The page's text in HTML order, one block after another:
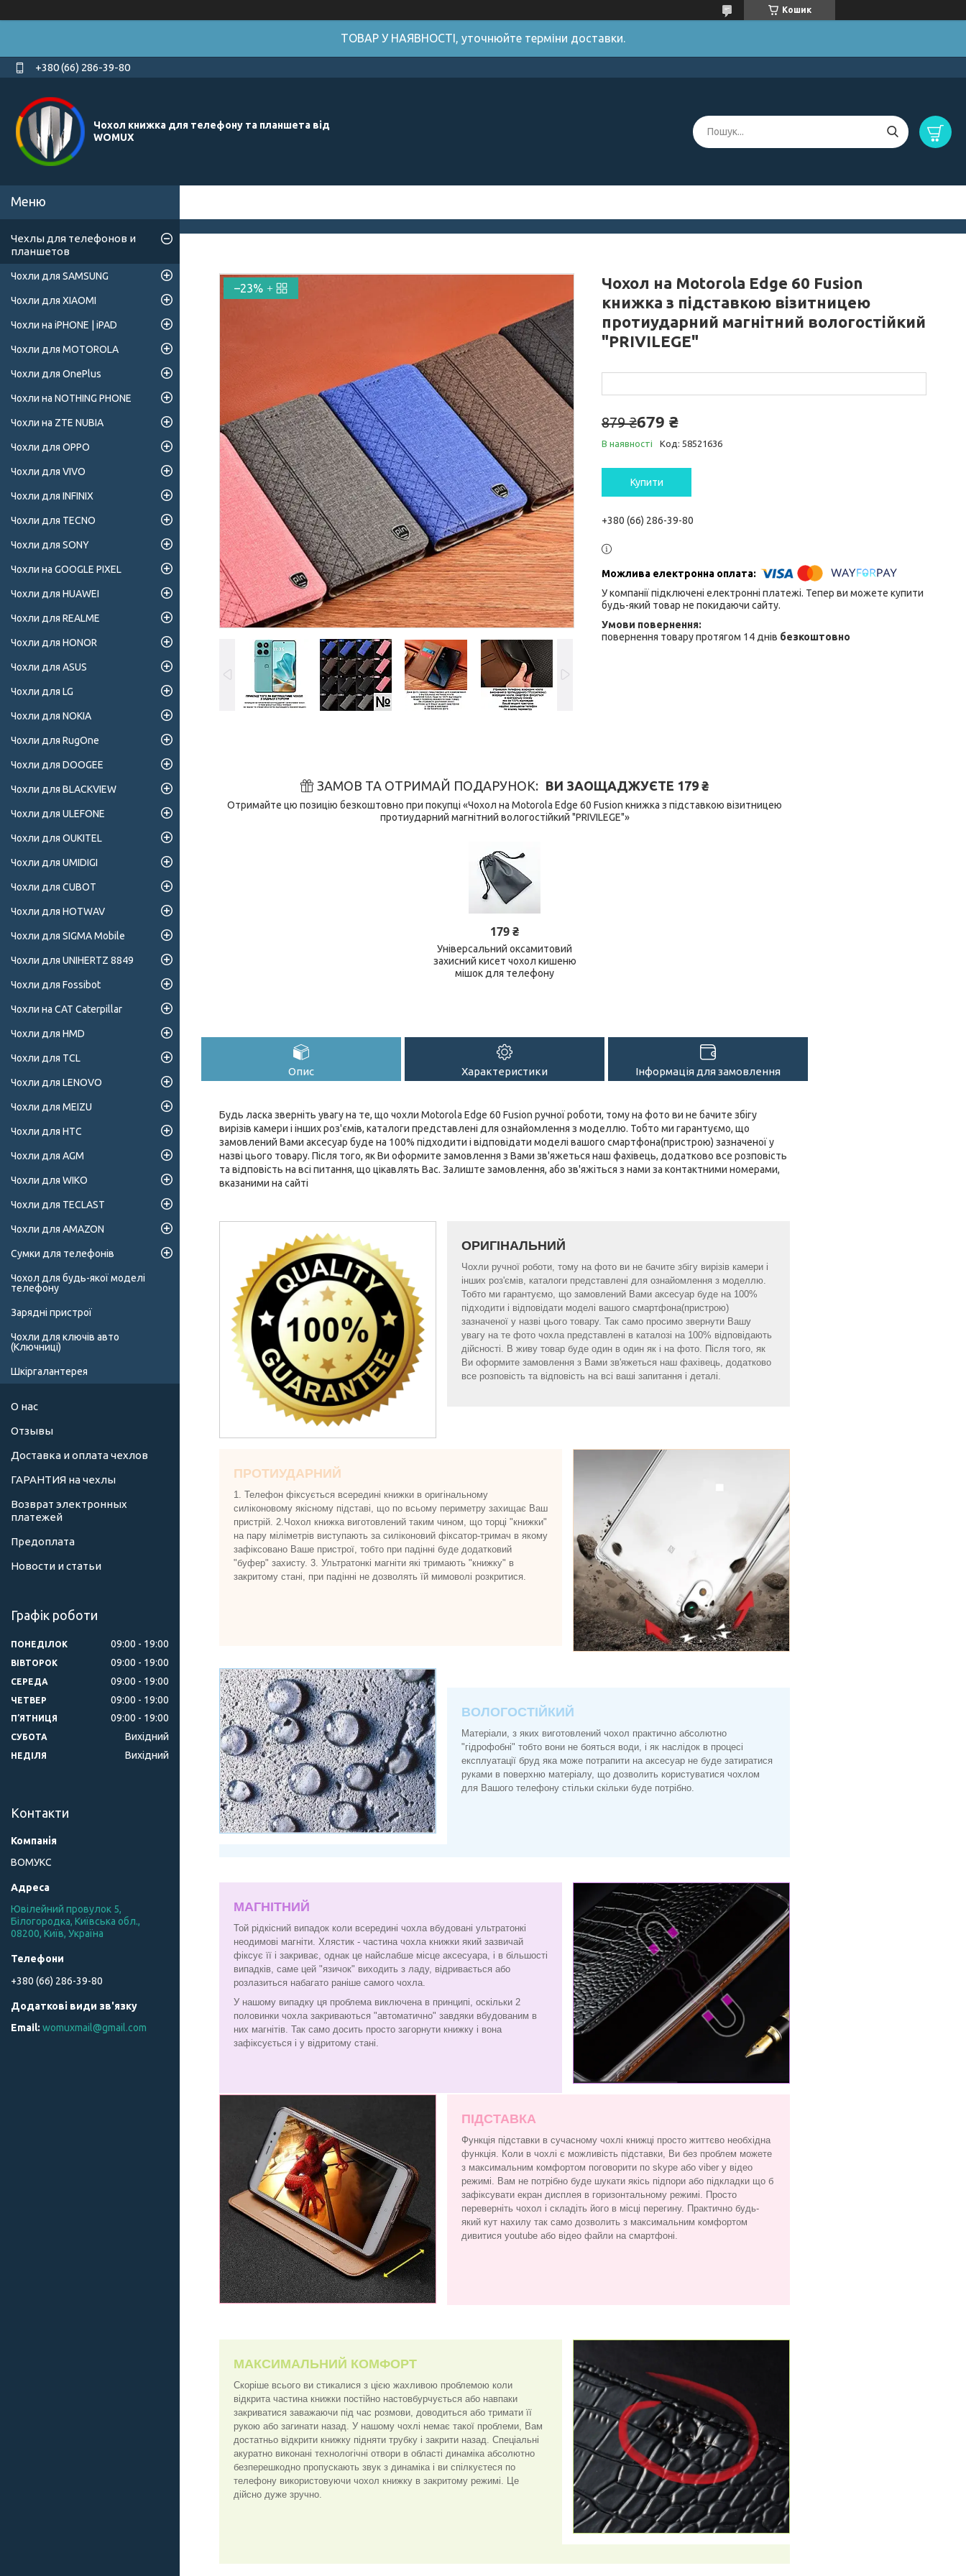
Кошик
ТОВАР У НАЯВНОСТІ, уточнюйте терміни доставки.
+380 (66) 286-39-80
Чохол книжка для телефону та планшета від
WOMUX
–23%
Чохол на Motorola Edge 60 Fusion
книжка з підставкою візитницею
протиударний магнітний вологостійкий
"PRIVILEGE"
879 ₴679 ₴
В наявності Код: 58521636
Купити
+380 (66) 286-39-80
У компанії підключені електронні платежі. Тепер ви можете купити
будь-який товар не покидаючи сайту.
повернення товару протягом 14 днів безкоштовно
ЗАМОВ ТА ОТРИМАЙ ПОДАРУНОК ВИ ЗАОЩАДЖУЄТЕ 179 ₴
Отримайте цю позицію безкоштовно при покупці «Чохол на Motorola Edge 60 Fusion книжка з підставкою візитницею
протиударний магнітний вологостійкий "PRIVILEGE"»
179 ₴
Універсальний оксамитовий
захисний кисет чохол кишеню
мішок для телефону
Опис Характеристики Інформація для замовлення
Будь ласка зверніть увагу на те, що чохли Motorola Edge 60 Fusion ручної роботи, тому на фото ви не бачите збігу
вирізів камери і інших роз'ємів, каталоги представлені для ознайомлення з моделлю. Тобто ми гарантуємо, що
замовлений Вами аксесуар буде на 100% підходити і відповідати моделі вашого смартфона(пристрою) зазначеної у
назві цього товару. Після того, як Ви оформите замовлення з Вами зв'яжеться наш фахівець, додатково все розповість
та відповість на всі питання, що цікавлять Вас. Залиште замовлення, або зв'яжіться з нами за контактними номерами,
вказаними на сайті
ОРИГІНАЛЬНИЙ
Чохли ручної роботи, тому на фото ви не бачите збігу вирізів камери і
інших роз'ємів, каталоги представлені для ознайомлення з моделлю.
Тобто ми гарантуємо, що замовлений Вами аксесуар буде на 100%
підходити і відповідати моделі вашого смартфона(пристрою)
зазначеної у назві цього товару. Так само просимо звернути Вашу
увагу на те фото чохла представлені в каталозі на 100% відповідають
дійсності. В живу товар буде один в один як і на фото. Після того, як
Ви оформите замовлення з Вами зв'яжеться наш фахівець, додатково
все розповість та відповість на всі ваші запитання і деталі.
ПРОТИУДАРНИЙ
1. Телефон фіксується всередині книжки в оригінальному
силіконовому якісному підставі, що по всьому периметру захищає Ваш
пристрій. 2.Чохол книжка виготовлений таким чином, що торці "книжки"
на пару міліметрів виступають за силіконовий фіксатор-тримач в якому
зафіксовано Ваше пристрої, тобто при падінні буде додатковий
"буфер" захисту. 3. Ультратонкі магніти які тримають "книжку" в
закритому стані, при падінні не дозволять їй мимоволі розкритися.
ВОЛОГОСТІЙКИЙ
Матеріали, з яких виготовлений чохол практично абсолютно
"гідрофобні" тобто вони не бояться води, і як наслідок в процесі
експлуатації бруд яка може потрапити на аксесуар не буде затиратися
руками в поверхню матеріалу, що дозволить користуватися чохлом
для Вашого телефону стільки скільки буде потрібно.
МАГНІТНИЙ
Той рідкісний випадок коли всередині чохла вбудовані ультратонкі
неодимові магніти. Хлястик - частина чохла книжки який зазвичай
фіксує її і закриває, однак це найслабше місце аксесуара, і в більшості
випадків, саме цей "язичок" виходить з ладу, відривається або
розлазиться набагато раніше самого чохла.
У нашому випадку ця проблема виключена в принципі, оскільки 2
половинки чохла закриваються "автоматично" завдяки вбудованим в
них магнітів. Так само досить просто загорнути книжку і вона
зафіксується і у відритому стані.
ПІДСТАВКА
Функція підставки в сучасному чохлі книжці просто життєво необхідна
функція. Коли в чохлі є можливість підставки, Ви без проблем можете
з максимальним комфортом поговорити по skype або viber у відео
режимі. Вам не потрібно буде шукати якісь підпори або підкладки що б
зафіксувати екран дисплея в горизонтальному режимі. Просто
переверніть чохол і складіть його в місці перегину. Практично будь-
який кут нахилу так само дозволить з максимальним комфортом
дивитися youtube або відео файли на смартфоні.
МАКСИМАЛЬНИЙ КОМФОРТ
Скоріше всього ви стикалися з цією жахливою проблемою коли
відкрита частина книжки постійно настовбурчується або навпаки
закриватися заважаючи під час розмови, доводиться або тримати її
рукою або загинати назад. У нашому чохлі немає такої проблеми, Вам
достатньо відкрити книжку підняти трубку і закрити назад. Спеціальні
акуратно виконані технологічні отвори в області динаміка абсолютно
безперешкодно пропускають звук з динаміка і ви спілкуєтеся по
телефону використовуючи чохол книжку в закритому режимі. Це
дійсно дуже зручно.
Чехлы для телефонов и
планшетов
Чохли для SAMSUNG
Чохли для XIAOMI
Чохли на iPHONE | iPAD
Чохли для MOTOROLA
Чохли для OnePlus
Чохли на NOTHING PHONE
Чохли на ZTE NUBIA
Чохли для OPPO
Чохли для VIVO
Чохли для INFINIX
Чохли для TECNO
Чохли для SONY
Чохли на GOOGLE PIXEL
Чохли для HUAWEI
Чохли для REALME
Чохли для HONOR
Чохли для ASUS
Чохли для LG
Чохли для NOKIA
Чохли для RugOne
Чохли для DOOGEE
Чохли для BLACKVIEW
Чохли для ULEFONE
Чохли для OUKITEL
Чохли для UMIDIGI
Чохли для CUBOT
Чохли для HOTWAV
Чохли для SIGMA Mobile
Чохли для UNIHERTZ 8849
Чохли для Fossibot
Чохли на CAT Caterpillar
Чохли для HMD
Чохли для TCL
Чохли для LENOVO
Чохли для MEIZU
Чохли для HTC
Чохли для AGM
Чохли для WIKO
Чохли для TECLAST
Чохли для AMAZON
Сумки для телефонів
Чохол для будь-якої моделі
телефону
Зарядні пристрої
Чохли для ключів авто
(Ключниці)
Шкіргалантерея
О нас
Отзывы
Доставка и оплата чехлов
ГАРАНТИЯ на чехлы
Возврат электронных
платежей
Предоплата
Новости и статьи
Графік роботи
ПОНЕДІЛОК 09:00 19:00
ВІВТОРОК 09:00 19:00
СЕРЕДА 09:00 19:00
ЧЕТВЕР 09:00 19:00
ПʼЯТНИЦЯ 09:00 19:00
СУБОТА Вихідний
НЕДІЛЯ Вихідний
Контакти
ВОМУКС
Ювілейний провулок 5,
Білогородка, Київська обл.,
08200, Київ, Україна
+380 (66) 286-39-80
womuxmail@gmail.com